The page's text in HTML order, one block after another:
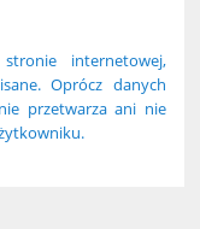
internetowej,
Oprócz danych
przetwarza ani nie